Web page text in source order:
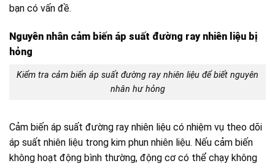
bạn có vấn đề.
Nguyên nhân cảm biến áp suất đường ray nhiên liệu bị
hỏng
Kiểm tra cảm biến áp suất đường ray nhiên liệu để biết nguyên
nhân hư hỏng
Cảm biến áp suất đường ray nhiên liệu có nhiệm vụ theo dõi
áp suất nhiên liệu trong kim phun nhiên liệu. Nếu cảm biến
không hoạt động bình thường, động cơ có thể chạy không